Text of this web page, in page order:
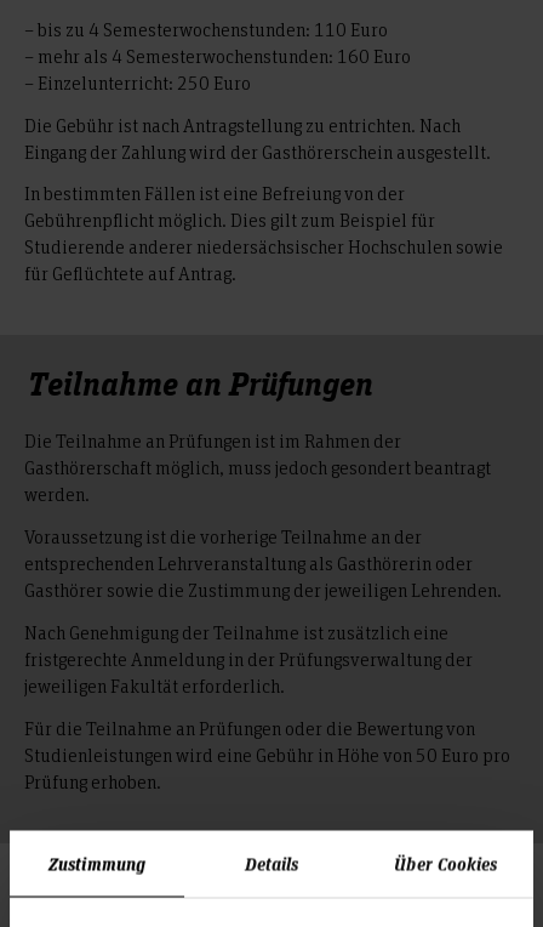
Zustimmung Details Über Cookies
– bis zu 4 Semesterwochenstunden: 110 Euro
– mehr als 4 Semesterwochenstunden: 160 Euro
– Einzelunterricht: 250 Euro
Die Gebühr ist nach Antragstellung zu entrichten. Nach
Eingang der Zahlung wird der Gasthörerschein ausgestellt.
In bestimmten Fällen ist eine Befreiung von der
Gebührenpflicht möglich. Dies gilt zum Beispiel für
Studierende anderer niedersächsischer Hochschulen sowie
für Geflüchtete auf Antrag.
Teilnahme an Prüfungen
Die Teilnahme an Prüfungen ist im Rahmen der
Gasthörerschaft möglich, muss jedoch gesondert beantragt
werden.
Voraussetzung ist die vorherige Teilnahme an der
entsprechenden Lehrveranstaltung als Gasthörerin oder
Gasthörer sowie die Zustimmung der jeweiligen Lehrenden.
Nach Genehmigung der Teilnahme ist zusätzlich eine
fristgerechte Anmeldung in der Prüfungsverwaltung der
jeweiligen Fakultät erforderlich.
Für die Teilnahme an Prüfungen oder die Bewertung von
Studienleistungen wird eine Gebühr in Höhe von 50 Euro pro
Prüfung erhoben.
Antragsformulare